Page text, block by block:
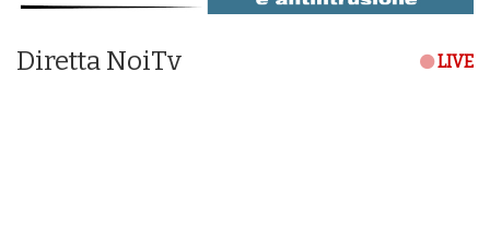
Diretta NoiTv LIVE